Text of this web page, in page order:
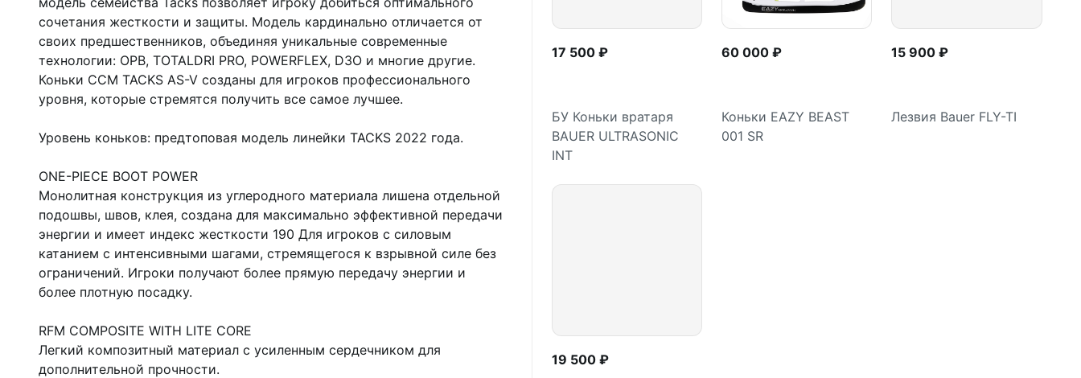
17 500 ₽
БУ Коньки вратаря
BAUER ULTRASONIC
INT
60 000 ₽
Коньки EAZY BEAST
001 SR
15 900 ₽
Лезвия Bauer FLY-TI
19 500 ₽
сочетания жесткости и защиты. Модель кардинально отличается от
своих предшественников, объединяя уникальные современные
технологии: OPB, TOTALDRI PRO, POWERFLEX, D3O и многие другие.
Коньки CCM TACKS AS-V созданы для игроков профессионального
уровня, которые стремятся получить все самое лучшее.
Уровень коньков: предтоповая модель линейки TACKS 2022 года.
ONE-PIECE BOOT POWER
Монолитная конструкция из углеродного материала лишена отдельной
подошвы, швов, клея, создана для максимально эффективной передачи
энергии и имеет индекс жесткости 190 Для игроков с силовым
катанием с интенсивными шагами, стремящегося к взрывной силе без
ограничений. Игроки получают более прямую передачу энергии и
более плотную посадку.
RFM COMPOSITE WITH LITE CORE
Легкий композитный материал с усиленным сердечником для
дополнительной прочности.